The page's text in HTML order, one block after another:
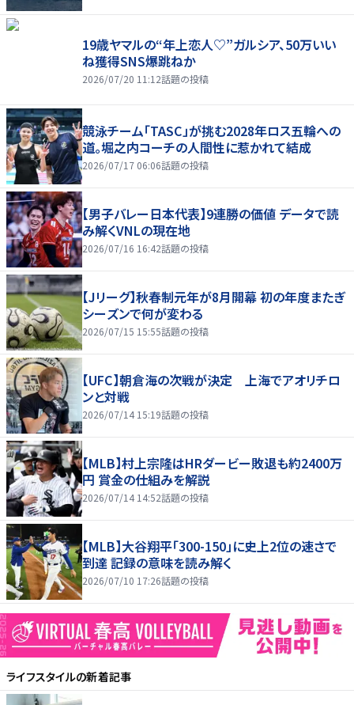
19歳ヤマルの“年上恋人♡”ガルシア、50万いい
ね獲得SNS爆跳ねか
2026/07/20 11:12話題の投稿
競泳チーム「TASC」が挑む2028年ロス五輪への
道。堀之内コーチの人間性に惹かれて結成
2026/07/17 06:06話題の投稿
【男子バレー日本代表】9連勝の価値 データで読
み解くVNLの現在地
2026/07/16 16:42話題の投稿
【Jリーグ】秋春制元年が8月開幕 初の年度またぎ
シーズンで何が変わる
2026/07/15 15:55話題の投稿
【UFC】朝倉海の次戦が決定 上海でアオリチロ
ンと対戦
2026/07/14 15:19話題の投稿
【MLB】村上宗隆はHRダービー敗退も約2400万
円 賞金の仕組みを解説
2026/07/14 14:52話題の投稿
【MLB】大谷翔平「300-150」に史上2位の速さで
到達 記録の意味を読み解く
2026/07/10 17:26話題の投稿
ライフスタイルの新着記事